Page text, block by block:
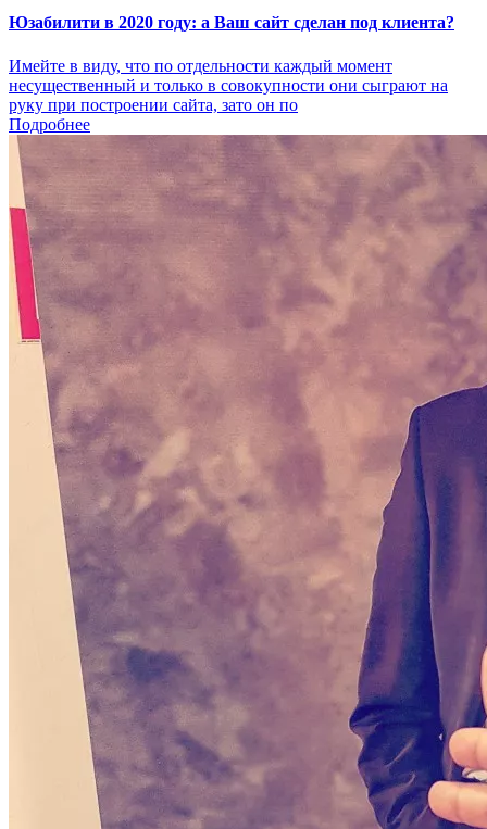
Юзабилити в 2020 году: а Ваш сайт сделан под клиента?
Имейте в виду, что по отдельности каждый момент
несущественный и только в совокупности они сыграют на
руку при построении сайта, зато он по
Подробнее